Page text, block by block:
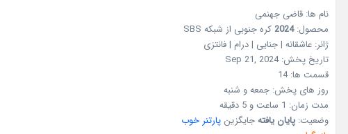
نام ها: قاضی جهنمی
محصول:2024کره جنوبی از شبکه SBS
ژانر: عاشقانه | جنایی | درام | فانتزی
تاریخ پخش:Sep 21, 2024
قسمت ها:14
روز های پخش: جمعه و شنبه
مدت زمان: 1 ساعت و 5 دقیقه
وضعیت: پایان یافتهجایگزین پارتنر خوب